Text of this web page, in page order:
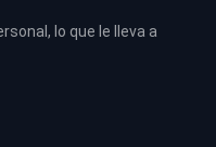
lo que le lleva a